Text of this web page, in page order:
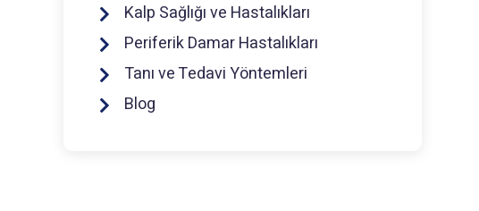
Kalp Sağlığı ve Hastalıkları
Periferik Damar Hastalıkları
Tanı ve Tedavi Yöntemleri
Blog